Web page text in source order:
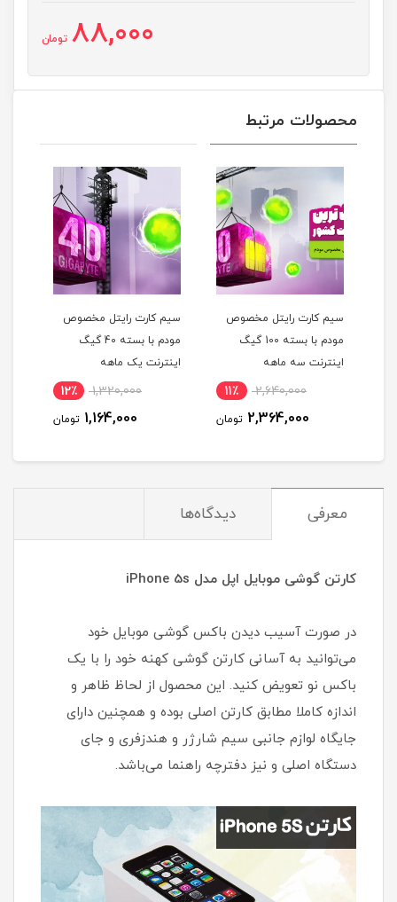
88,000 تومان
محصولات مرتبط
سیم کارت رایتل مخصوص
مودم با بسته 100 گیگ
اینترنت سه ماهه
2,640,000 11٪
2,364,000 تومان
سیم کارت رایتل مخصوص
مودم با بسته 40 گیگ
اینترنت یک ماهه
1,320,000 12٪
1,164,000 تومان
معرفی دیدگاه‌ها
کارتن گوشی موبایل اپل مدل iPhone 5s
در صورت آسیب دیدن باکس گوشی موبایل خود
می‌توانید به آسانی کارتن گوشی کهنه خود را با یک
باکس نو تعویض کنید. این محصول از لحاظ ظاهر و
اندازه کاملا مطابق کارتن اصلی بوده و همچنین دارای
جایگاه لوازم جانبی سیم شارژر و هندزفری و جای
دستگاه اصلی و نیز دفترچه راهنما می‌باشد.